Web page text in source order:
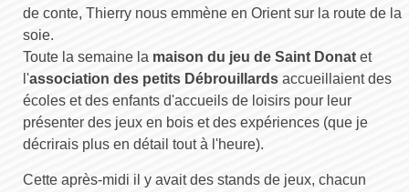
de conte, Thierry nous emmène en Orient sur la route de la
soie.
Toute la semaine la maison du jeu de Saint Donat et
l'association des petits Débrouillards accueillaient des
écoles et des enfants d'accueils de loisirs pour leur
présenter des jeux en bois et des expériences (que je
décrirais plus en détail tout à l'heure).
Cette après-midi il y avait des stands de jeux, chacun